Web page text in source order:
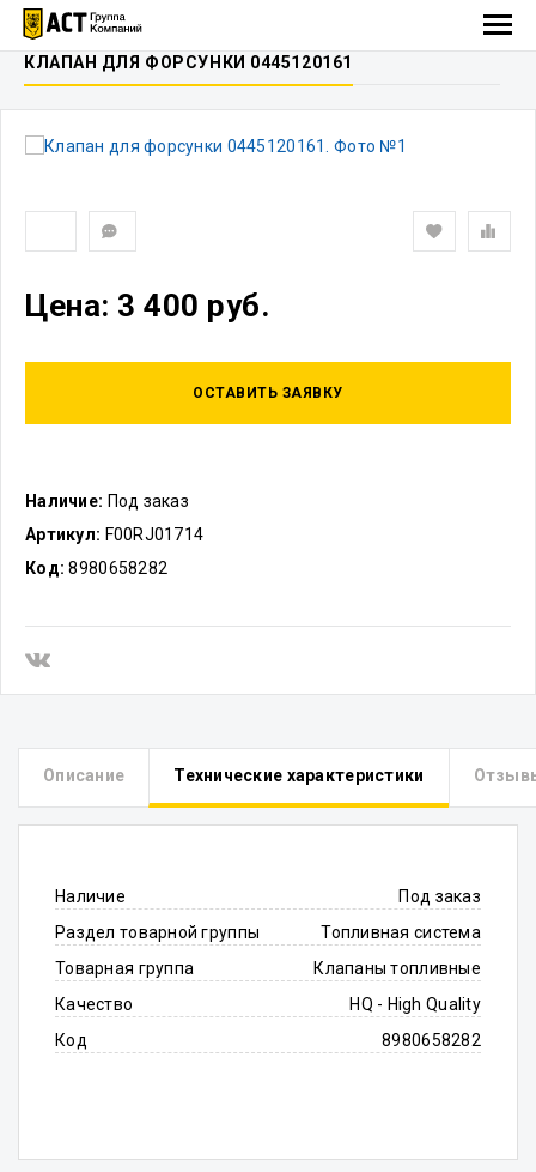
КЛАПАН ДЛЯ ФОРСУНКИ 0445120161
Наличие: Под заказ
Артикул: F00RJ01714
Код: 8980658282
Цена: 3 400 руб.
ОСТАВИТЬ ЗАЯВКУ
Описание Технические характеристики
Наличие
Под заказ
Раздел товарной группы
Топливная система
Товарная группа
Клапаны топливные
Качество
HQ - High Quality
Код
8980658282